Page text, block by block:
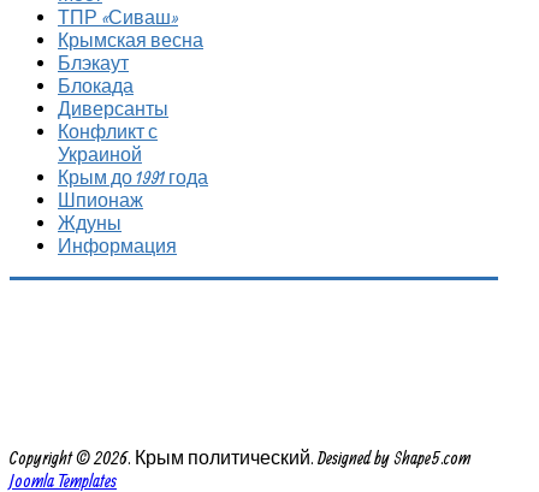
ТПР «Сиваш»
Крымская весна
Блэкаут
Блокада
Диверсанты
Конфликт с
Украиной
Крым до 1991 года
Шпионаж
Ждуны
Информация
Copyright © 2026. Крым политический. Designed by Shape5.com
Joomla Templates